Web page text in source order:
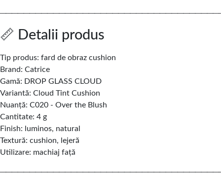
📏 Detalii produs
Tip produs: fard de obraz cushion
Brand: Catrice
Gamă: DROP GLASS CLOUD
Variantă: Cloud Tint Cushion
Nuanță: C020 - Over the Blush
Cantitate: 4 g
Finish: luminos, natural
Textură: cushion, lejeră
Utilizare: machiaj față